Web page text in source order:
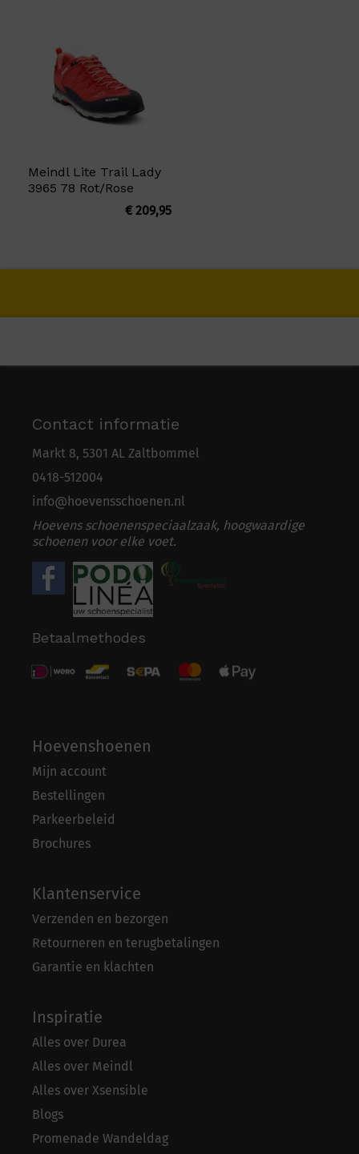
Meindl Lite Trail Lady
3965 78 Rot/Rose
€209,95
Contact informatie
Markt 8, 5301 AL Zaltbommel
0418-512004
info@hoevensschoenen.nl
Hoevens schoenenspeciaalzaak, hoogwaardige
schoenen voor elke voet.
Betaalmethodes
Hoevenshoenen
Mijn account
Bestellingen
Parkeerbeleid
Brochures
Klantenservice
Verzenden en bezorgen
Retourneren en terugbetalingen
Garantie en klachten
Inspiratie
Alles over Durea
Alles over Meindl
Alles over Xsensible
Blogs
Promenade Wandeldag